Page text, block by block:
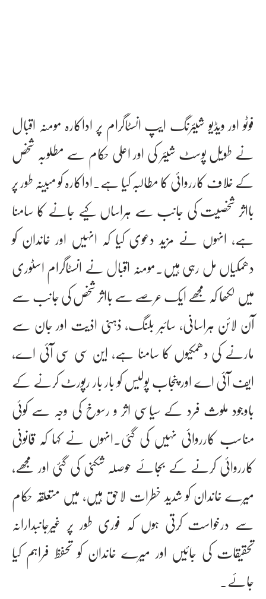
فوٹو اور ویڈیو شیئرنگ ایپ انسٹاگرام پر اداکارہ مومنہ اقبال
نے طویل پوسٹ شیئر کی اور اعلی حکام سے مطلوبہ شخص
کے خلاف کارروائی کا مطالبہ کیا ہے۔اداکارہ کو مبینہ طور پر
بااثر شخصیت کی جانب سے ہراساں کیے جانے کا سامنا
ہے، انہوں نے مزید دعوی کیا کہ انہیں اور خاندان کو
دھمکیاں مل رہی ہیں۔مومنہ اقبال نے انسٹاگرام اسٹوری
میں لکھا کہ مجھے ایک عرصے سے بااثر شخص کی جانب سے
آن لائن ہراسانی، سائبر بلنگ، ذہنی اذیت اور جان سے
مارنے کی دھمکیوں کا سامنا ہے، این سی سی آئی اے،
ایف آئی اے اور پنجاب پولیس کو بار بار رپورٹ کرنے کے
باوجود ملوث فرد کے سیاسی اثر و رسوخ کی وجہ سے کوئی
مناسب کارروائی نہیں کی گئی۔انہوں نے کہا کہ قانونی
کارروائی کرنے کے بجائے حوصلہ شکنی کی گئی اور مجھے،
میرے خاندان کو شدید خطرات لاحق ہیں، میں متعلقہ حکام
سے درخواست کرتی ہوں کہ فوری طور پر غیرجانبدارانہ
تحقیقات کی جائیں اور میرے خاندان کو تحفظ فراہم کیا
جائے۔